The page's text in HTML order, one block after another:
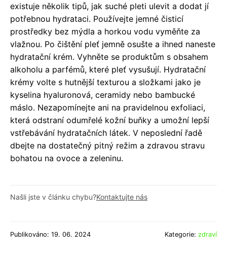
existuje několik tipů, jak suché pleti ulevit a dodat jí
potřebnou hydrataci. Používejte jemné čisticí
prostředky bez mýdla a horkou vodu vyměňte za
vlažnou. Po čištění pleť jemně osušte a ihned naneste
hydratační krém. Vyhněte se produktům s obsahem
alkoholu a parfémů, které pleť vysušují. Hydratační
krémy volte s hutnější texturou a složkami jako je
kyselina hyaluronová, ceramidy nebo bambucké
máslo. Nezapomínejte ani na pravidelnou exfoliaci,
která odstraní odumřelé kožní buňky a umožní lepší
vstřebávání hydratačních látek. V neposlední řadě
dbejte na dostatečný pitný režim a zdravou stravu
bohatou na ovoce a zeleninu.
Našli jste v článku chybu?Kontaktujte nás
Publikováno: 19. 06. 2024 Kategorie: zdraví